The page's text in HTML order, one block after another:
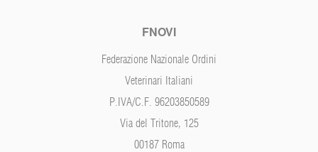
FNOVI
Federazione Nazionale Ordini
Veterinari Italiani
P.IVA/C.F. 96203850589
Via del Tritone, 125
00187 Roma